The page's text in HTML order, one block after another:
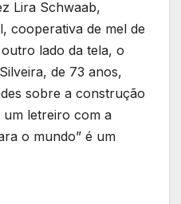
Lira Schwaab,
cooperativa de mel de
lado da tela, o
de 73 anos,
sobre a construção
um letreiro com a
o mundo” é um